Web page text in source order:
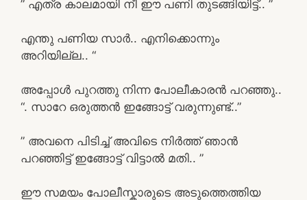
” എത്ര കാലമായി നീ ഈ പണി തുടങ്ങിയിട്ട്.. ”
എന്തു പണിയ സാർ.. എനിക്കൊന്നും
അറിയില്ല.. “
അപ്പോൾ പുറത്തു നിന്ന പോലീകാരൻ പറഞ്ഞു..
“. സാറേ ഒരുത്തൻ ഇങ്ങോട്ട് വരുന്നുണ്ട്..”
” അവനെ പിടിച്ച് അവിടെ നിർത്ത് ഞാൻ
പറഞ്ഞിട്ട് ഇങ്ങോട്ട് വിട്ടാൽ മതി.. ”
ഈ സമയം പോലീസ്കാരുടെ അടുത്തെത്തിയ